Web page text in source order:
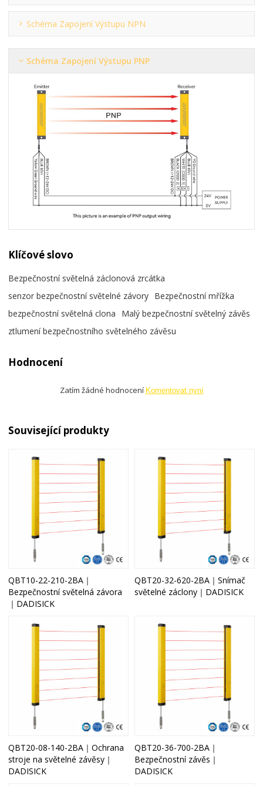
Schéma Zapojení Výstupu NPN
Schéma Zapojení Výstupu PNP
Klíčové slovo
Bezpečnostní světelná záclonová zrcátka
senzor bezpečnostní světelné závory Bezpečnostní mřížka
bezpečnostní světelná clona
Malý bezpečnostní světelný závěs
ztlumení bezpečnostního světelného závěsu
Hodnocení
Zatím žádné hodnocení Komentovat nyní
Související produkty
QBT10-22-210-2BA｜
Bezpečnostní světelná závora
｜DADISICK
QBT20-32-620-2BA｜Snímač
světelné záclony｜DADISICK
QBT20-08-140-2BA｜Ochrana
stroje na světelné závěsy｜
DADISICK
QBT20-36-700-2BA｜
Bezpečnostní závěs｜
DADISICK